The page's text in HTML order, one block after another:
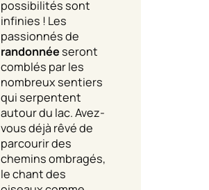
possibilités sont
infinies ! Les
passionnés de
randonnée seront
comblés par les
nombreux sentiers
qui serpentent
autour du lac. Avez-
vous déjà rêvé de
parcourir des
chemins ombragés,
le chant des